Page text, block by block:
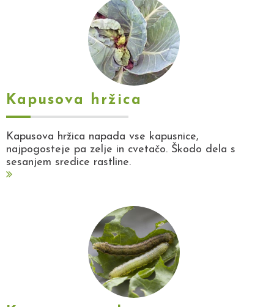
Kapusova hržica
Kapusova hržica napada vse kapusnice,
najpogosteje pa zelje in cvetačo. Škodo dela s
sesanjem sredice rastline.